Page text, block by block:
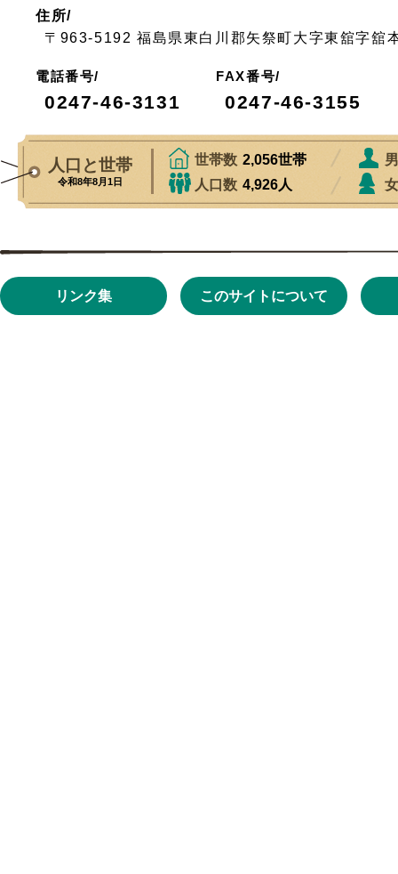
住所/
〒963-5192 福島県東白川郡矢祭町大字東舘字舘
電話番号/
0247-46-3131
FAX番号/
0247-46-3155
リンク集 このサイトについて